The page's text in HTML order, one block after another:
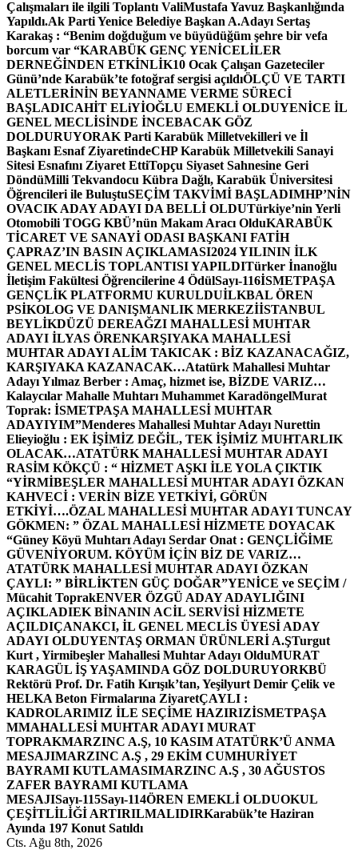
Çalışmaları ile ilgili Toplantı ValiMustafa Yavuz Başkanlığında
Yapıldı.Ak Parti Yenice Belediye Başkan A.Adayı Sertaş
Karakaş : “Benim doğduğum ve büyüdüğüm şehre bir vefa
borcum var “KARABÜK GENÇ YENİCELİLER
DERNEĞİNDEN ETKİNLİK10 Ocak Çalışan Gazeteciler
Günü’nde Karabük’te fotoğraf sergisi açıldıÖLÇÜ VE TARTI
ALETLERİNİN BEYANNAME VERME SÜRECİ
BAŞLADICAHİT ELiYİOĞLU EMEKLİ OLDUYENİCE İL
GENEL MECLİSİNDE İNCEBACAK GÖZ
DOLDURUYORAK Parti Karabük Milletvekilleri ve İl
Başkanı Esnaf ZiyaretindeCHP Karabük Milletvekili Sanayi
Sitesi Esnafını Ziyaret EttiTopçu Siyaset Sahnesine Geri
DöndüMilli Tekvandocu Kübra Dağlı, Karabük Üniversitesi
Öğrencileri ile BuluştuSEÇİM TAKVİMİ BAŞLADIMHP’NİN
OVACIK ADAY ADAYI DA BELLİ OLDUTürkiye’nin Yerli
Otomobili TOGG KBÜ’nün Makam Aracı OlduKARABÜK
TİCARET VE SANAYİ ODASI BAŞKANI FATİH
ÇAPRAZ’IN BASIN AÇIKLAMASI2024 YILININ İLK
GENEL MECLİS TOPLANTISI YAPILDITürker İnanoğlu
İletişim Fakültesi Öğrencilerine 4 ÖdülSayı-116İSMETPAŞA
GENÇLİK PLATFORMU KURULDUİLKBAL ÖREN
PSİKOLOG VE DANIŞMANLIK MERKEZİİSTANBUL
BEYLİKDÜZÜ DEREAĞZI MAHALLESİ MUHTAR
ADAYI İLYAS ÖRENKARŞIYAKA MAHALLESİ
MUHTAR ADAYI ALİM TAKICAK : BİZ KAZANACAĞIZ,
KARŞIYAKA KAZANACAK…Atatürk Mahallesi Muhtar
Adayı Yılmaz Berber : Amaç, hizmet ise, BİZDE VARIZ…
Kalaycılar Mahalle Muhtarı Muhammet KaradöngelMurat
Toprak: İSMETPAŞA MAHALLESİ MUHTAR
ADAYIYIM”Menderes Mahallesi Muhtar Adayı Nurettin
Elieyioğlu : EK İŞİMİZ DEĞİL, TEK İŞİMİZ MUHTARLIK
OLACAK…ATATÜRK MAHALLESİ MUHTAR ADAYI
RASİM KÖKÇÜ : “ HİZMET AŞKI İLE YOLA ÇIKTIK
“YİRMİBEŞLER MAHALLESİ MUHTAR ADAYI ÖZKAN
KAHVECİ : VERİN BİZE YETKİYİ, GÖRÜN
ETKİYİ….ÖZAL MAHALLESİ MUHTAR ADAYI TUNCAY
GÖKMEN: ” ÖZAL MAHALLESİ HİZMETE DOYACAK
“Güney Köyü Muhtarı Adayı Serdar Onat : GENÇLİĞİME
GÜVENİYORUM. KÖYÜM İÇİN BİZ DE VARIZ…
ATATÜRK MAHALLESİ MUHTAR ADAYI ÖZKAN
ÇAYLI: ” BİRLİKTEN GÜÇ DOĞAR”YENİCE ve SEÇİM /
Mücahit ToprakENVER ÖZGÜ ADAY ADAYLIĞINI
AÇIKLADIEK BİNANIN ACİL SERVİSİ HİZMETE
AÇILDIÇANAKCI, İL GENEL MECLİS ÜYESİ ADAY
ADAYI OLDUYENTAŞ ORMAN ÜRÜNLERİ A.ŞTurgut
Kurt , Yirmibeşler Mahallesi Muhtar Adayı OlduMURAT
KARAGÜL İŞ YAŞAMINDA GÖZ DOLDURUYORKBÜ
Rektörü Prof. Dr. Fatih Kırışık’tan, Yeşilyurt Demir Çelik ve
HELKA Beton Firmalarına ZiyaretÇAYLI :
KADROLARIMIZ İLE SEÇİME HAZIRIZİSMETPAŞA
MMAHALLESİ MUHTAR ADAYI MURAT
TOPRAKMARZINC A.Ş, 10 KASIM ATATÜRK’Ü ANMA
MESAJIMARZINC A.Ş , 29 EKİM CUMHURİYET
BAYRAMI KUTLAMASIMARZINC A.Ş , 30 AĞUSTOS
ZAFER BAYRAMI KUTLAMA
MESAJISayı-115Sayı-114ÖREN EMEKLİ OLDUOKUL
ÇEŞİTLİLİĞİ ARTIRILMALIDIRKarabük’te Haziran
Ayında 197 Konut Satıldı
Cts. Ağu 8th, 2026